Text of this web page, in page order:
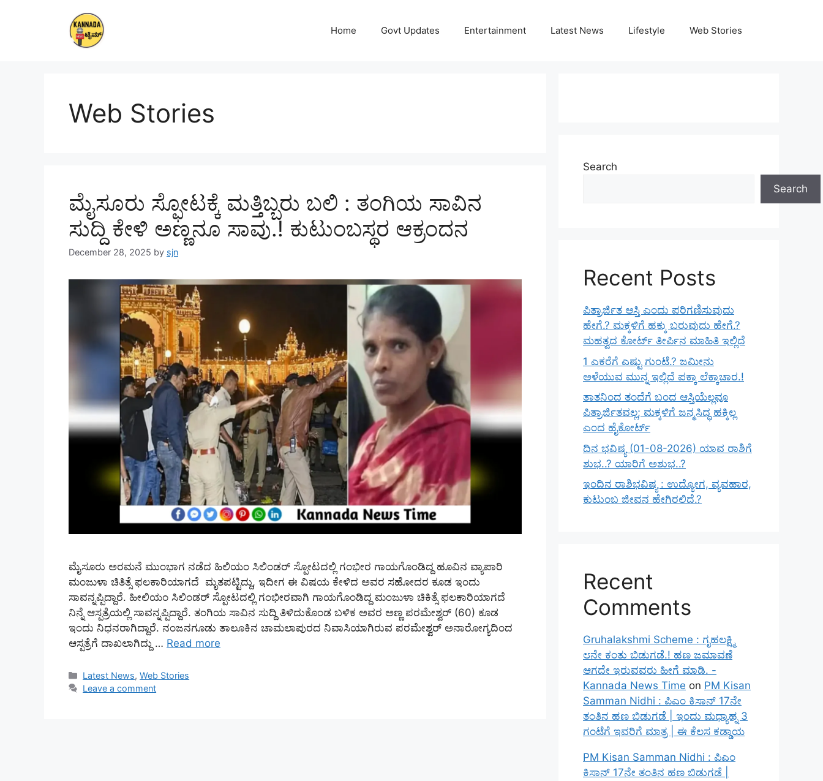
Home Govt Updates Entertainment Latest News Lifestyle Web Stories
Web Stories
ಮೈಸೂರು ಸ್ಫೋಟಕ್ಕೆ ಮತ್ತಿಬ್ಬರು ಬಲಿ : ತಂಗಿಯ ಸಾವಿನ
ಸುದ್ದಿ ಕೇಳಿ ಅಣ್ಣನೂ ಸಾವು.! ಕುಟುಂಬಸ್ಥರ ಆಕ್ರಂದನ
December 28, 2025 by sjn
ಮೈಸೂರು ಅರಮನೆ ಮುಂಭಾಗ ನಡೆದ ಹಿಲಿಯಂ ಸಿಲಿಂಡರ್ ಸ್ಪೋಟದಲ್ಲಿ ಗಂಭೀರ ಗಾಯಗೊಂಡಿದ್ದ ಹೂವಿನ ವ್ಯಾಪಾರಿ
ಮಂಜುಳಾ ಚಿತಿತ್ಸೆ ಫಲಕಾರಿಯಾಗದೆ ಮೃತಪಟ್ಟಿದ್ದು, ಇದೀಗ ಈ ವಿಷಯ ಕೇಳಿದ ಅವರ ಸಹೋದರ ಕೂಡ ಇಂದು
ಸಾವನ್ನಪ್ಪಿದ್ದಾರೆ. ಹೀಲಿಯಂ ಸಿಲಿಂಡರ್ ಸ್ಪೋಟದಲ್ಲಿ ಗಂಭೀರವಾಗಿ ಗಾಯಗೊಂಡಿದ್ದ ಮಂಜುಳಾ ಚಿಕಿತ್ಸೆ ಫಲಕಾರಿಯಾಗದೆ
ನಿನ್ನೆ ಆಸ್ಪತ್ರೆಯಲ್ಲಿ ಸಾವನ್ನಪ್ಪಿದ್ದಾರೆ. ತಂಗಿಯ ಸಾವಿನ ಸುದ್ದಿ ತಿಳಿದುಕೊಂಡ ಬಳಿಕ ಅವರ ಅಣ್ಣ ಪರಮೇಶ್ವರ್ (60) ಕೂಡ
ಇಂದು ನಿಧನರಾಗಿದ್ದಾರೆ. ನಂಜನಗೂಡು ತಾಲೂಕಿನ ಚಾಮಲಾಪುರದ ನಿವಾಸಿಯಾಗಿರುವ ಪರಮೇಶ್ವರ್ ಅನಾರೋಗ್ಯದಿಂದ
ಆಸ್ಪತ್ರೆಗೆ ದಾಖಲಾಗಿದ್ದು … Read more
Categories
Latest News,Web Stories
Leave a comment
Search
Search
Recent Posts
ಪಿತ್ರಾರ್ಜಿತ ಆಸ್ತಿ ಎಂದು ಪರಿಗಣಿಸುವುದು
ಹೇಗೆ.? ಮಕ್ಕಳಿಗೆ ಹಕ್ಕು ಬರುವುದು ಹೇಗೆ.?
ಮಹತ್ವದ ಕೋರ್ಟ್ ತೀರ್ಪಿನ ಮಾಹಿತಿ ಇಲ್ಲಿದೆ
1 ಎಕರೆಗೆ ಎಷ್ಟು ಗುಂಟೆ.? ಜಮೀನು
ಅಳೆಯುವ ಮುನ್ನ ಇಲ್ಲಿದೆ ಪಕ್ಕಾ ಲೆಕ್ಕಾಚಾರ.!
ತಾತನಿಂದ ತಂದೆಗೆ ಬಂದ ಆಸ್ತಿಯೆಲ್ಲವೂ
ಪಿತ್ರಾರ್ಜಿತವಲ್ಲ; ಮಕ್ಕಳಿಗೆ ಜನ್ಮಸಿದ್ಧ ಹಕ್ಕಿಲ್ಲ
ಎಂದ ಹೈಕೋರ್ಟ್
ದಿನ ಭವಿಷ್ಯ (01-08-2026) ಯಾವ ರಾಶಿಗೆ
ಶುಭ..? ಯಾರಿಗೆ ಅಶುಭ..?
ಇಂದಿನ ರಾಶಿಭವಿಷ್ಯ : ಉದ್ಯೋಗ, ವ್ಯವಹಾರ,
ಕುಟುಂಬ ಜೀವನ ಹೇಗಿರಲಿದೆ.?
Recent
Comments
Gruhalakshmi Scheme : ಗೃಹಲಕ್ಷ್ಮಿ
೮ನೇ ಕಂತು ಬಿಡುಗಡೆ.! ಹಣ ಜಮಾವಣೆ
ಆಗದೇ ಇರುವವರು ಹೀಗೆ ಮಾಡಿ. -
Kannada News Time on PM Kisan
Samman Nidhi : ಪಿಎಂ ಕಿಸಾನ್ 17ನೇ
ತಂತಿನ ಹಣ ಬಿಡುಗಡೆ | ಇಂದು ಮಧ್ಯಾಹ್ನ 3
ಗಂಟೆಗೆ ಇವರಿಗೆ ಮಾತ್ರ | ಈ ಕೆಲಸ ಕಡ್ಡಾಯ
PM Kisan Samman Nidhi : ಪಿಎಂ
ಕಿಸಾನ್ 17ನೇ ತಂತಿನ ಹಣ ಬಿಡುಗಡೆ |